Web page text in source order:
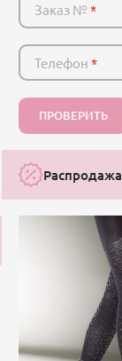
Заказ №*
Телефон*
ПРОВЕРИТЬ
Распродажа